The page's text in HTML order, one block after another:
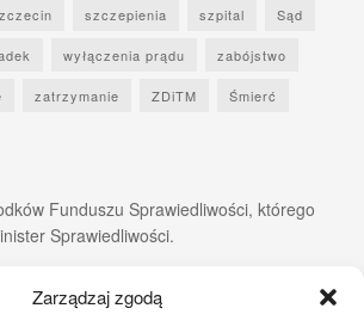
Zarządzaj zgodą
szczepienia szpital Sąd
wyłączenia prądu zabójstwo
zatrzymanie ZDiTM Śmierć
Funduszu Sprawiedliwości, którego
Sprawiedliwości.